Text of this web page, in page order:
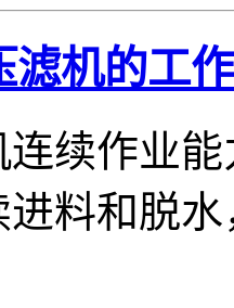
滤机的工
连续作业
进料和脱